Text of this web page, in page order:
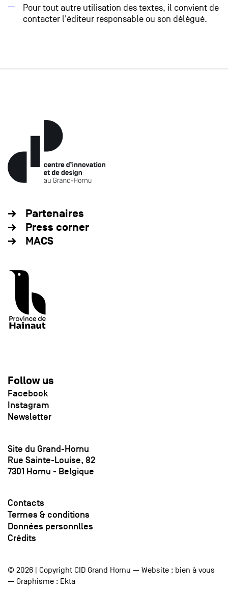
Pour tout autre utilisation des textes, il convient de
contacter l'éditeur responsable ou son délégué.
Partenaires
Press corner
MACS
Follow us
Facebook
Instagram
Newsletter
Site du Grand-Hornu
Rue Sainte-Louise, 82
7301 Hornu - Belgique
Contacts
Termes & conditions
Données personnlles
Crédits
© 2026 | Copyright CID Grand Hornu — Website : bien à vous
— Graphisme : Ekta